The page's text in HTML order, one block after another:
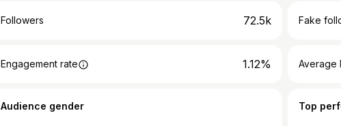
Followers 72.5k Fake
Engagement rate 1.12% Average
Audience gender Top